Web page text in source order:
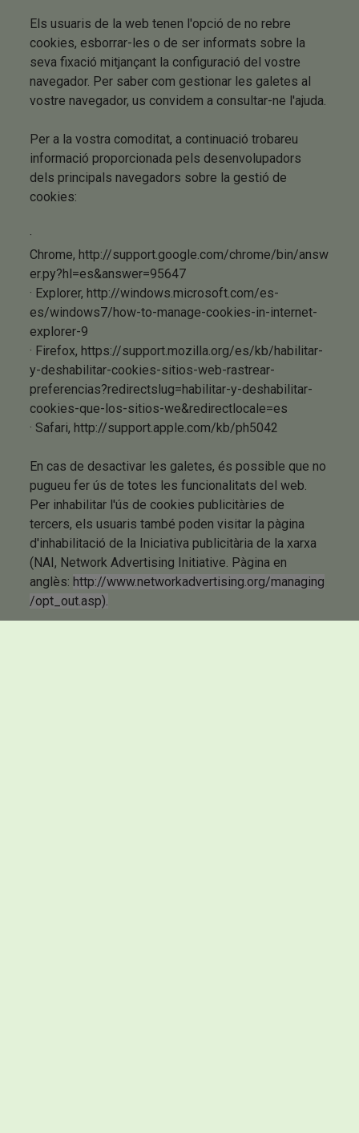
Els usuaris de la web tenen l'opció de no rebre
cookies, esborrar-les o de ser informats sobre la
seva fixació mitjançant la configuració del vostre
navegador. Per saber com gestionar les galetes al
vostre navegador, us convidem a consultar-ne l'ajuda.
Per a la vostra comoditat, a continuació trobareu
informació proporcionada pels desenvolupadors
dels principals navegadors sobre la gestió de
cookies:
·
Chrome, http://support.google.com/chrome/bin/answ
er.py?hl=es&answer=95647
· Explorer, http://windows.microsoft.com/es-
es/windows7/how-to-manage-cookies-in-internet-
explorer-9
· Firefox, https://support.mozilla.org/es/kb/habilitar-
y-deshabilitar-cookies-sitios-web-rastrear-
preferencias?redirectslug=habilitar-y-deshabilitar-
cookies-que-los-sitios-we&redirectlocale=es
· Safari, http://support.apple.com/kb/ph5042
En cas de desactivar les galetes, és possible que no
pugueu fer ús de totes les funcionalitats del web.
Per inhabilitar l'ús de cookies publicitàries de
tercers, els usuaris també poden visitar la pàgina
d'inhabilitació de la Iniciativa publicitària de la xarxa
(NAI, Network Advertising Initiative. Pàgina en
anglès: http://www.networkadvertising.org/managing
/opt_out.asp).